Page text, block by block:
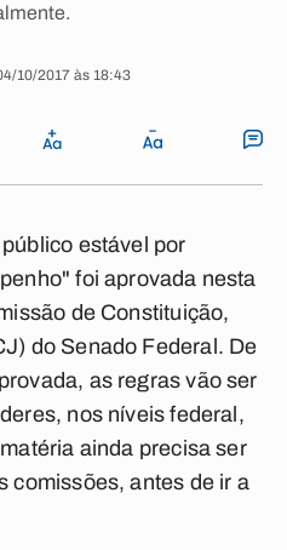
10/2017 às 18:43
estável por
foi aprovada nesta
de Constituição,
do Senado Federal. De
as regras vão ser
nos níveis federal,
ainda precisa ser
comissões, antes de ir a